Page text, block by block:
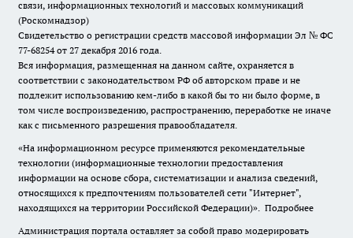
связи, информационных технологий и массовых коммуникаций
(Роскомнадзор)
Свидетельство о регистрации средств массовой информации Эл № ФС
77-68254 от 27 декабря 2016 года.
Вся информация, размещенная на данном сайте, охраняется в
соответствии с законодательством РФ об авторском праве и не
подлежит использованию кем-либо в какой бы то ни было форме, в
том числе воспроизведению, распространению, переработке не иначе
как с письменного разрешения правообладателя.
«На информационном ресурсе применяются рекомендательные
технологии (информационные технологии предоставления
информации на основе сбора, систематизации и анализа сведений,
относящихся к предпочтениям пользователей сети "Интернет",
находящихся на территории Российской Федерации)». Подробнее
Администрация портала оставляет за собой право модерировать